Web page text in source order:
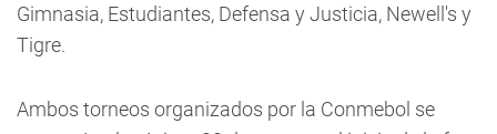
Gimnasia, Estudiantes, Defensa y Justicia, Newell's y
Tigre.
Ambos torneos organizados por la Conmebol se